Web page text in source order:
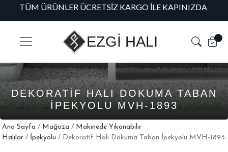
TÜM ÜRÜNLER ÜCRETSIZ KARGO İLE KAPINIZDA
EZGİ HALI
DEKORATIF HALI DOKUMA TABAN
İPEKYOLU MVH-1893
Ana Sayfa / Mağaza / Makinede Yıkanabilir
Halılar / İpekyolu / Dekoratif Halı Dokuma Taban İpekyolu MVH-1893